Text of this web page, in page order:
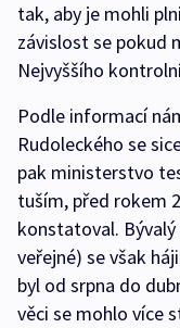
tak, aby je mohli
závislost se pokud
Nejvyššího
Podle informací
Rudoleckého se
pak ministerstvo
tuším, před rokem
konstatoval.
veřejné) se však
byl od srpna do
věci se mohlo více